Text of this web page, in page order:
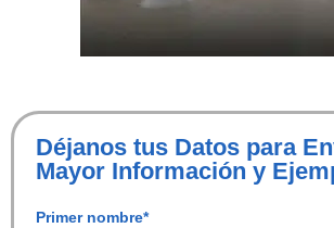
Déjanos tus Datos para
Mayor Información y
Primer nombre*